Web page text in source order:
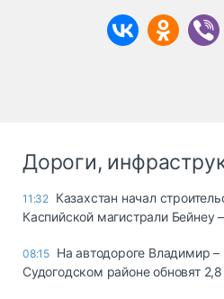
Дороги,
11:32 Казахстан начал
Каспийской магистрали Бейнеу
08:15 На автодороге Владимир
Судогодском районе обновят